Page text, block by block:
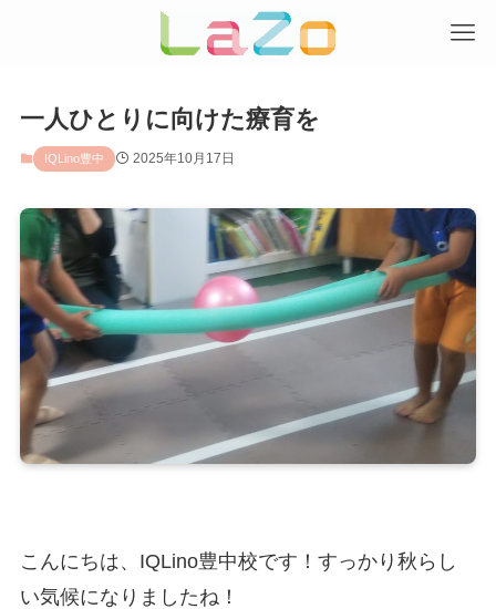
一人ひとりに向けた療育を
IQLino豊中 2025年10月17日
こんにちは、IQLino豊中校です！すっかり秋らし
い気候になりましたね！